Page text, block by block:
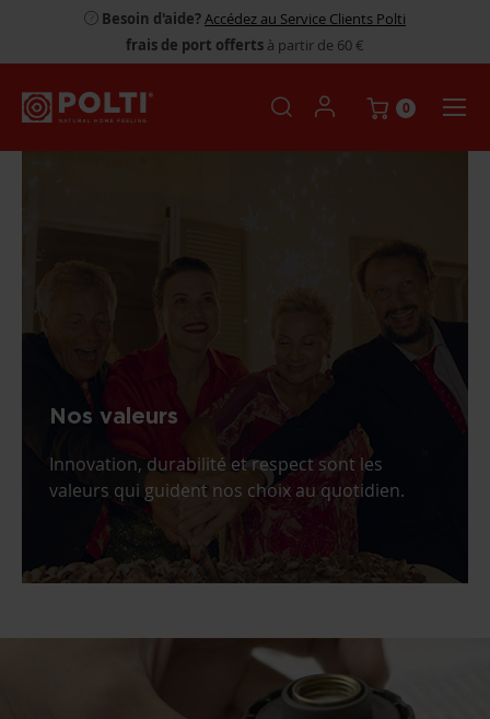
Besoin d'aide?Accédez au Service Clients Polti
frais de port offerts à partir de 60 €
0
Nos valeurs
Innovation, durabilité et respect sont les
valeurs qui guident nos choix au quotidien.